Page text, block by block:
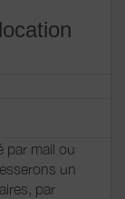
par mail ou
un
par